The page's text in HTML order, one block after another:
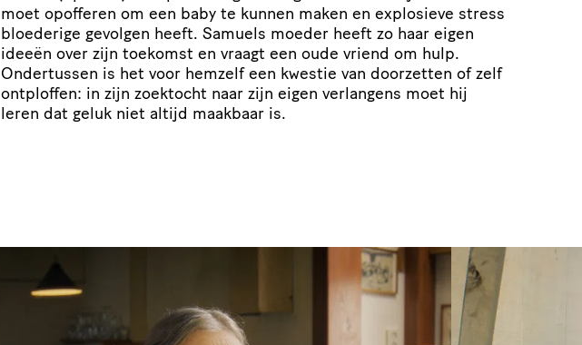
moet opofferen om een baby te kunnen maken en explosieve stress
bloederige gevolgen heeft. Samuels moeder heeft zo haar eigen
ideeën over zijn toekomst en vraagt een oude vriend om hulp.
Ondertussen is het voor hemzelf een kwestie van doorzetten of zelf
ontploffen: in zijn zoektocht naar zijn eigen verlangens moet hij
leren dat geluk niet altijd maakbaar is.